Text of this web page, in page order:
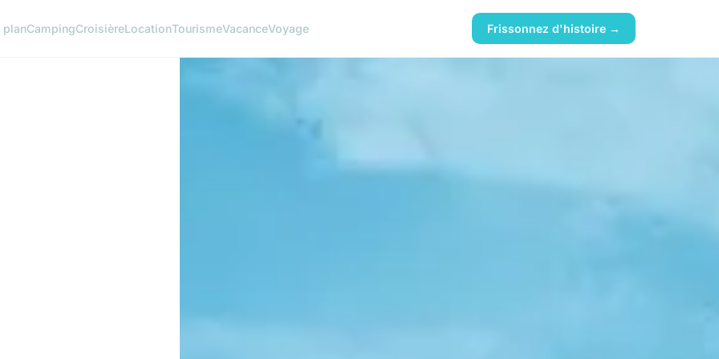
planCampingCroisièreLocationTourismeVacanceVoyage Frissonnez d'histoire →